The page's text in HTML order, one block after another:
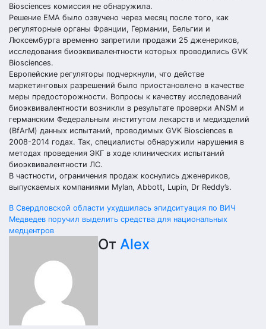
Biosciences комиссия не обнаружила.
Решение EMA было озвучено через месяц после того, как
регуляторные органы Франции, Германии, Бельгии и
Люксембурга временно запретили продажи 25 дженериков,
исследования биоэквивалентности которых проводились GVK
Biosciences.
Европейские регуляторы подчеркнули, что действе
маркетинговых разрешений было приостановлено в качестве
меры предосторожности. Вопросы к качеству исследований
биоэквивалентности возникли в результате проверки ANSM и
германским Федеральным институтом лекарств и медизделий
(BfArM) данных испытаний, проводимых GVK Biosciences в
2008-2014 годах. Так, специалисты обнаружили нарушения в
методах проведения ЭКГ в ходе клинических испытаний
биоэквивалентности ЛС.
В частности, ограничения продаж коснулись дженериков,
выпускаемых компаниями Mylan, Abbott, Lupin, Dr Reddy’s.
Навигация
по
записям
В Свердловской области ухудшилась эпидситуация по ВИЧ
Медведев поручил выделить средства для национальных
медцентров
От Alex